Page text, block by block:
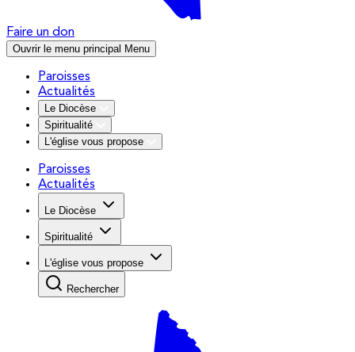
Faire un don
Ouvrir le menu principal Menu
Paroisses
Actualités
Le Diocèse
Spiritualité
L'église vous propose
Paroisses
Actualités
Le Diocèse
Spiritualité
L'église vous propose
Rechercher